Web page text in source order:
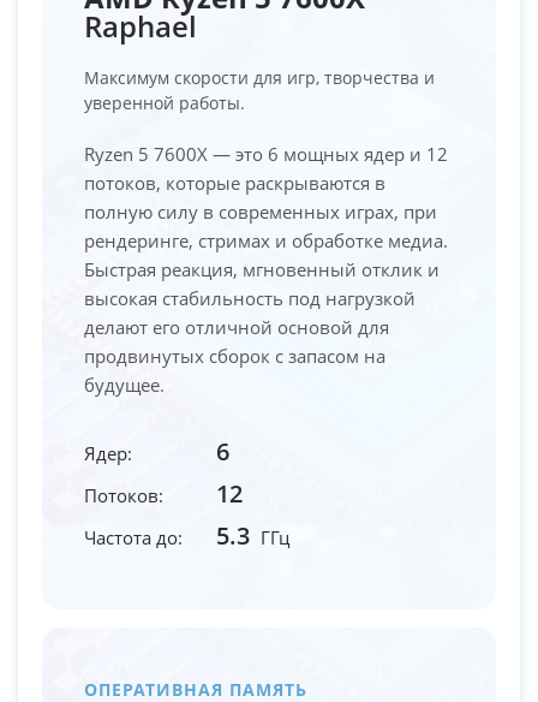
Raphael
Максимум скорости для игр, творчества и
уверенной работы.
Ryzen 5 7600X — это 6 мощных ядер и 12
потоков, которые раскрываются в
полную силу в современных играх, при
рендеринге, стримах и обработке медиа.
Быстрая реакция, мгновенный отклик и
высокая стабильность под нагрузкой
делают его отличной основой для
продвинутых сборок с запасом на
будущее.
Ядер: 6
Потоков: 12
Частота до: 5.3 ГГц
ОПЕРАТИВНАЯ ПАМЯТЬ